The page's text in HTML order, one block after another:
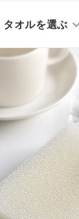
タオルを選ぶ